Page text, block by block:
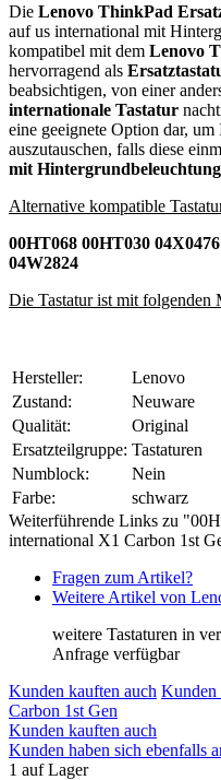
Die Lenovo ThinkPad
auf us international mit
kompatibel mit dem Lenovo
hervorragend als
beabsichtigen, von einer
internationale Tastatur
eine geeignete Option dar, um
auszutauschen, falls diese
mit Hintergrundbeleuchtung
Alternative kompatible
00HT068 00HT030
04W2824
Die Tastatur ist mit folgenden
Hersteller:
Lenovo
Zustand:
Neuware
Qualität:
Original
Ersatzteilgruppe: Tastaturen
Numblock:
Nein
Farbe:
schwarz
Weiterführende Links zu
international X1 Carbon 1st
Fragen zum Artikel?
Weitere Artikel von
weitere Tastaturen in
Anfrage verfügbar
Kunden kauften auch Kunden
Carbon 1st Gen
Kunden kauften auch
Kunden haben sich ebenfalls
1 auf Lager